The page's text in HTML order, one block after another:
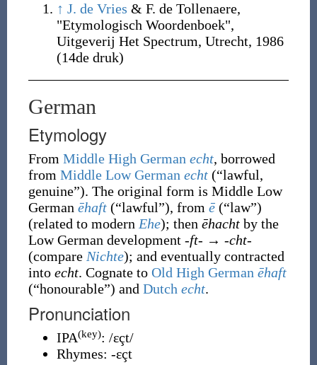
↑ J. de Vries & F. de Tollenaere,
"Etymologisch Woordenboek",
Uitgeverij Het Spectrum, Utrecht, 1986
(14de druk)
German
Etymology
From Middle High German echt, borrowed
from Middle Low German echt (“lawful,
genuine”). The original form is Middle Low
German ēhaft (“lawful”), from ē (“law”)
(related to modern Ehe); then ēhachtby the
Low German development -ft- → -cht-
(compare Nichte); and eventually contracted
into echt. Cognate to Old High German ēhaft
(“honourable”) and Dutch echt.
Pronunciation
IPA(key): /ɛçt/
Rhymes: -ɛçt